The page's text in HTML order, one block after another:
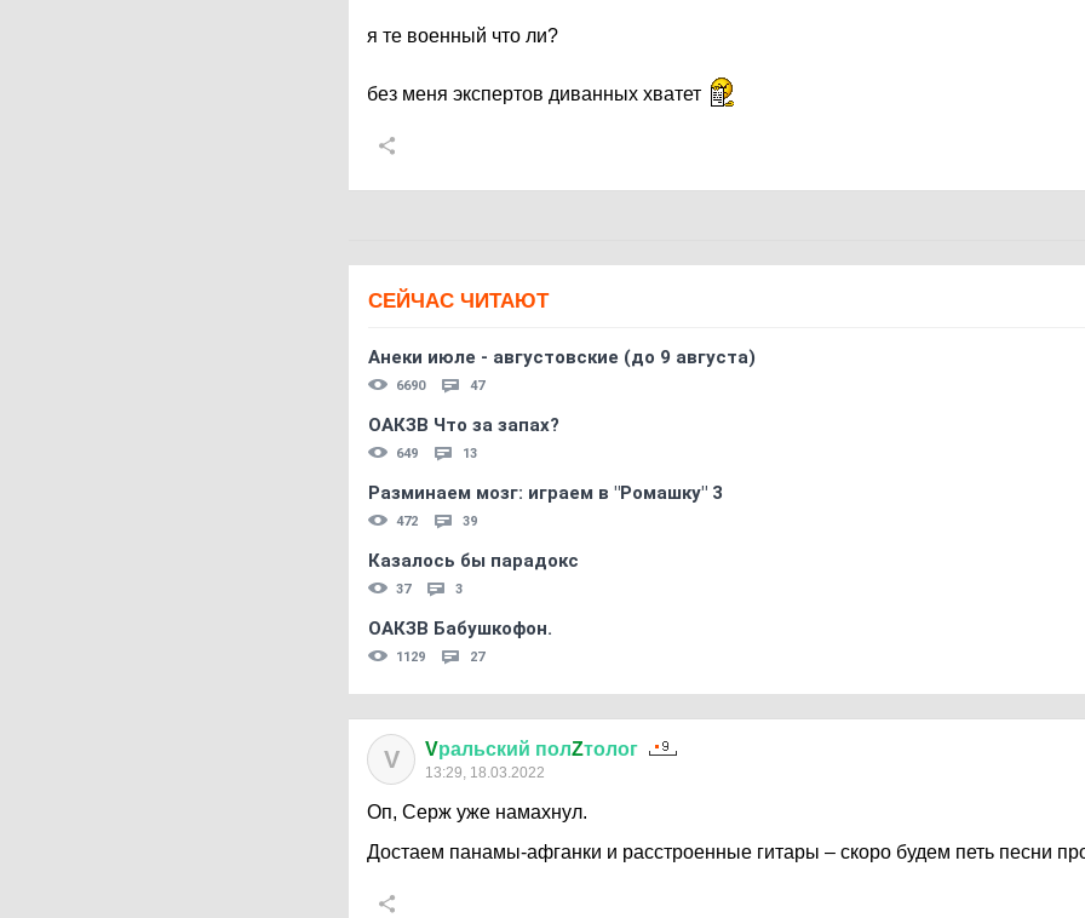
я те военный что ли?
без меня экспертов диванных хватет
СЕЙЧАС ЧИТАЮТ
Анеки июле - августовские (до 9 августа)
6690 47
ОАКЗВ Что за запах?
649 13
Разминаем мозг: играем в "Ромашку" 3
472 39
Казалось бы парадокс
37 3
ОАКЗВ Бабушкофон.
1129 27
V Vральский полZтолог
13:29, 18.03.2022
Оп, Серж уже намахнул.
Достаем панамы-афганки и расстроенные гитары – скоро будем петь песни